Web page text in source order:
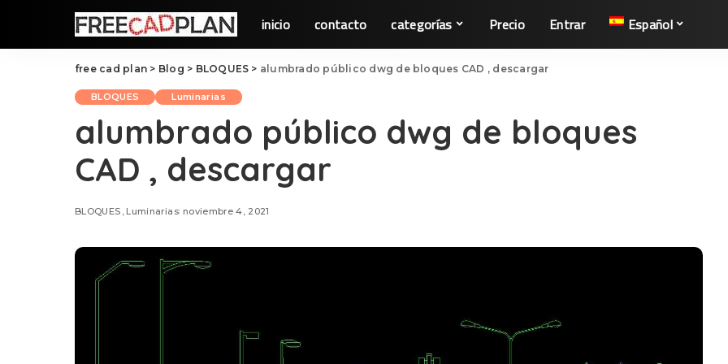
inicio contacto categorías Precio Entrar Español
free cad plan > Blog > BLOQUES > alumbrado público dwg de bloques CAD , descargar
BLOQUES Luminarias
alumbrado público dwg de bloques
CAD , descargar
BLOQUES Luminarias noviembre 4, 2021